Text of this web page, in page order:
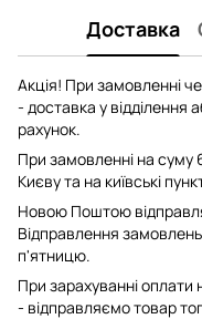
Доставка
Акція! При замовленні
- доставка у
рахунок.
При замовленні на
Києву та на київські
Новою Поштою
Відправлення
п'ятницю.
При зарахуванні оплати
- відправляємо товар